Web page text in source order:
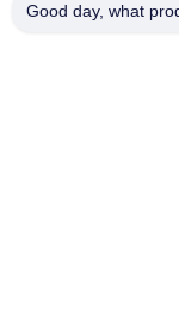
Good day, what